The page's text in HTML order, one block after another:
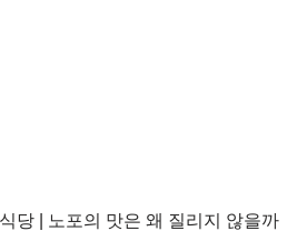
당 | 노포의 맛은 왜 질리지 않을까